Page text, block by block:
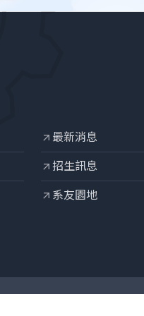
arrow_outward 最新消息
arrow_outward招生訊息
arrow_outward 系友園地